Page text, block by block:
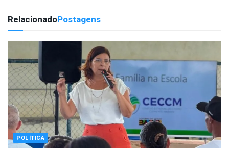
RelacionadoPostagens
POLÍTICA